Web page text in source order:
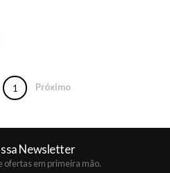
1 Próximo
Newsletter
ofertas em primeira mão.